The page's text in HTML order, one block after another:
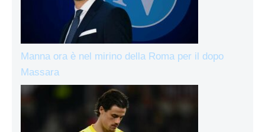
Manna ora è nel mirino della Roma per il dopo
Massara